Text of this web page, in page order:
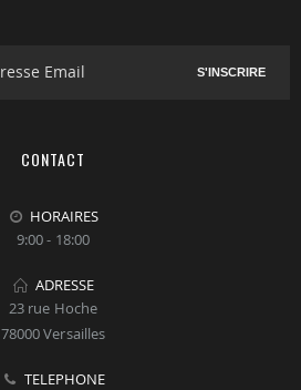
S'INSCRIRE
CONTACT
HORAIRES
9:00 - 18:00
ADRESSE
23 rue Hoche
78000 Versailles
TELEPHONE